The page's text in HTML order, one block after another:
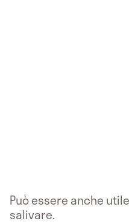
Può essere anche
salivare.